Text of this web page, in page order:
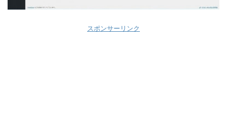
スポンサーリンク